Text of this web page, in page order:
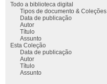
Todo a biblioteca digital
Tipos de documento & Coleções
Data de publicação
Autor
Título
Assunto
Esta Coleção
Data de publicação
Autor
Título
Assunto